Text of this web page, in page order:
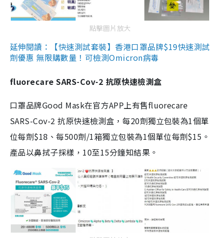
點擊圖片放大
延伸閱讀：【快速測試套裝】香港口罩品牌$19快速測試
劑優惠 無限購數量！可檢測Omicron病毒
fluorecare SARS-Cov-2 抗原快速檢測盒
口罩品牌Good Mask在官方APP上有售fluorecare
SARS-Cov-2 抗原快速檢測盒，每20劑獨立包裝為1個單
位每劑$18、每500劑/1箱獨立包裝為1個單位每劑$15。
產品以鼻拭子採樣，10至15分鐘知結果。